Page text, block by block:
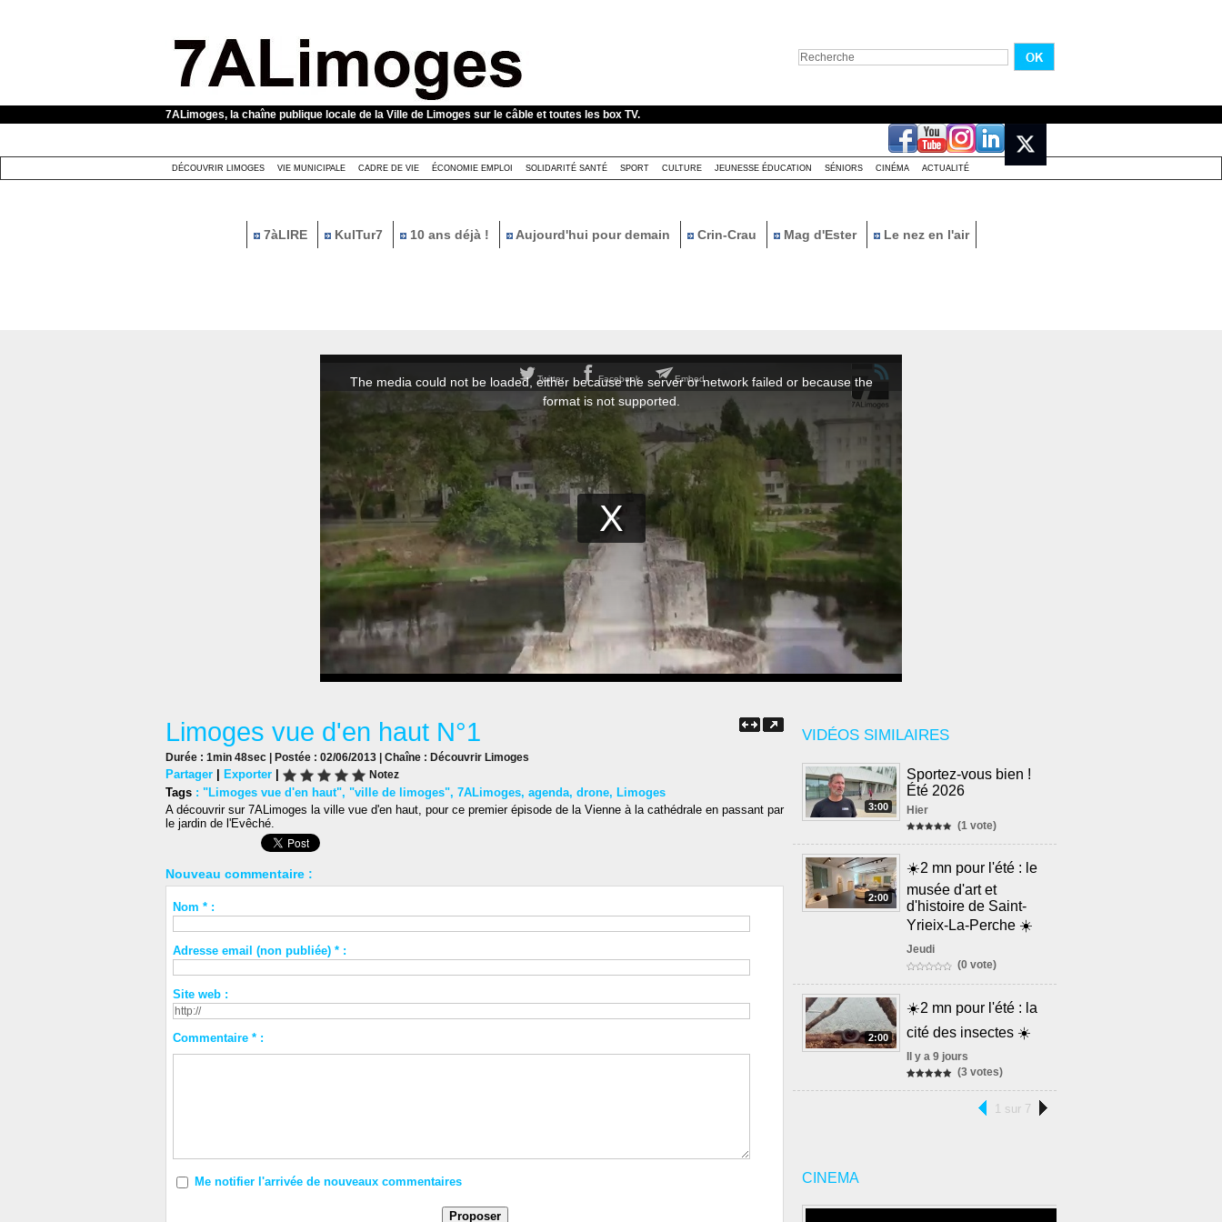
7ALimoges, la chaîne publique locale de la Ville de Limoges sur le câble et toutes les box TV.
DÉCOUVRIR LIMOGES VIE MUNICIPALE CADRE DE VIE ÉCONOMIE EMPLOI SOLIDARITÉ SANTÉ SPORT CULTURE JEUNESSE ÉDUCATION SÉNIORS CINÉMA ACTUALITÉ
7àLIRE KulTur7 10 ans déjà ! Aujourd'hui pour demain Crin-Crau Mag d'Ester Le nez en l'air
VIDÉOS SIMILAIRES
3:00
Sportez-vous bien !
Été 2026
Hier
(1 vote)
2:00
☀️2 mn pour l'été : le
musée d'art et
d'histoire de Saint-
Yrieix-La-Perche ☀️
Jeudi
(0 vote)
2:00
☀️2 mn pour l'été : la
cité des insectes ☀️
Il y a 9 jours
(3 votes)
1 sur 7
CINEMA
Limoges vue d'en haut N°1
Durée : 1min 48sec | Postée : 02/06/2013 | Chaîne : Découvrir Limoges
Partager | Exporter | Notez
Tags : "Limoges vue d'en haut", "ville de limoges", 7ALimoges, agenda, drone, Limoges
A découvrir sur 7ALimoges la ville vue d'en haut, pour ce premier épisode de la Vienne à la cathédrale en passant par
le jardin de l'Evêché.
Nouveau commentaire :
Nom * :
Adresse email (non publiée) * :
Site web :
Commentaire * :
Me notifier l'arrivée de nouveaux commentaires